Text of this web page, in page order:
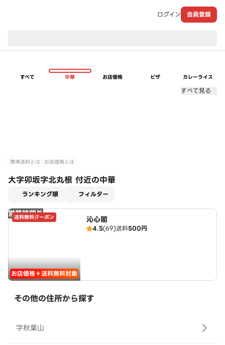
ログイン 会員登録
すべて 中華 お店価格 ピザ カレーライス
すべて見る
標準送料とは お店価格とは
大字卯坂字北丸根 付近の中華
ランキング順 フィルター
営業時間外
送料無料クーポン
お店価格＋送料無料対象
沁心閣
4.5(69)送料500円
その他の住所から探す
字秋葉山